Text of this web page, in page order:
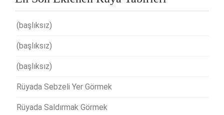
(başlıksız)
(başlıksız)
(başlıksız)
Rüyada Sebzeli Yer Görmek
Rüyada Saldırmak Görmek